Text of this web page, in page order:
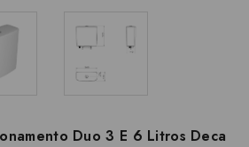
Duo 3 E 6 Litros Deca